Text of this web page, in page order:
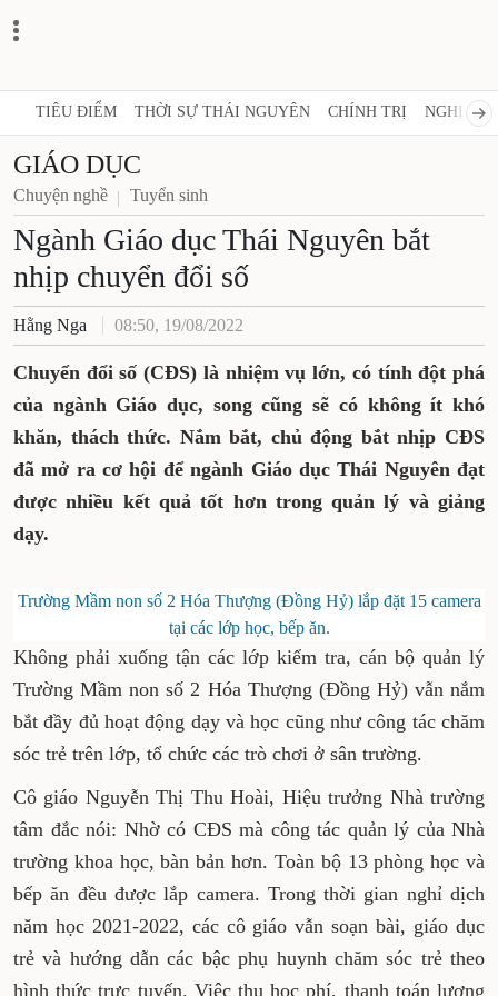
TIÊU ĐIỂM THỜI SỰ THÁI NGUYÊN CHÍNH TRỊ NGHỊ
GIÁO DỤC
Chuyện nghề Tuyển sinh
Ngành Giáo dục Thái Nguyên bắt
nhịp chuyển đổi số
Hằng Nga 08:50, 19/08/2022
Chuyển đổi số (CĐS) là nhiệm vụ lớn, có tính đột phá
của ngành Giáo dục, song cũng sẽ có không ít khó
khăn, thách thức. Nắm bắt, chủ động bắt nhịp CĐS
đã mở ra cơ hội để ngành Giáo dục Thái Nguyên đạt
được nhiều kết quả tốt hơn trong quản lý và giảng
dạy.
Trường Mầm non số 2 Hóa Thượng (Đồng Hỷ) lắp đặt 15 camera
tại các lớp học, bếp ăn.
Không phải xuống tận các lớp kiểm tra, cán bộ quản lý
Trường Mầm non số 2 Hóa Thượng (Đồng Hỷ) vẫn nắm
bắt đầy đủ hoạt động dạy và học cũng như công tác chăm
sóc trẻ trên lớp, tổ chức các trò chơi ở sân trường.
Cô giáo Nguyễn Thị Thu Hoài, Hiệu trưởng Nhà trường
tâm đắc nói: Nhờ có CĐS mà công tác quản lý của Nhà
trường khoa học, bàn bản hơn. Toàn bộ 13 phòng học và
bếp ăn đều được lắp camera. Trong thời gian nghỉ dịch
năm học 2021-2022, các cô giáo vẫn soạn bài, giáo dục
trẻ và hướng dẫn các bậc phụ huynh chăm sóc trẻ theo
hình thức trực tuyến. Việc thu học phí, thanh toán lương